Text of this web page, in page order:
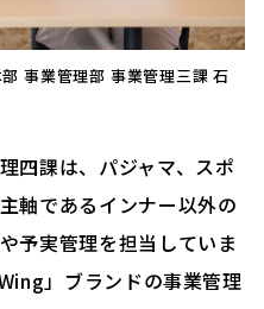
事業管理部 事業管理三課 石
四課は、パジャマ、スポ
軸であるインナー以外の
予実管理を担当していま
」ブランドの事業管理